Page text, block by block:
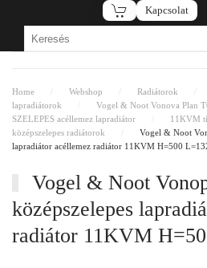
Fő tartalom átugrása
Kapcsolat
Home Webshop Radiátorok
lapradiátorok
Vogel & Noot Vonova Plan
SZELEPES acéllemez lapradiátor
11KVM
középszelepes radiátorok
Vogel & Noot
lapradiátor acéllemez radiátor 11KVM H=500
Vogel & Noot
középszelepes
radiátor 11KVM